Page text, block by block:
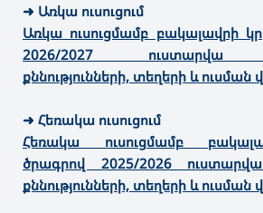
➜ Առկա ուսուցում
Առկա ուսուցմամբ բակալավրի
2026/2027 ուստարվա
քննությունների, տեղերի և
➜ Հեռակա ուսուցում
Հեռակա ուսուցմամբ
ծրագրով 2025/2026 ուստարվա
քննությունների, տեղերի և